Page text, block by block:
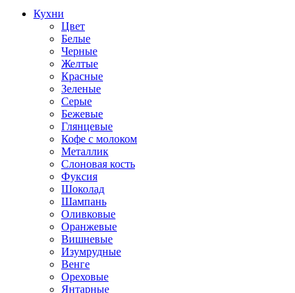
Кухни
Цвет
Белые
Черные
Желтые
Красные
Зеленые
Серые
Бежевые
Глянцевые
Кофе с молоком
Металлик
Слоновая кость
Фуксия
Шоколад
Шампань
Оливковые
Оранжевые
Вишневые
Изумрудные
Венге
Ореховые
Янтарные